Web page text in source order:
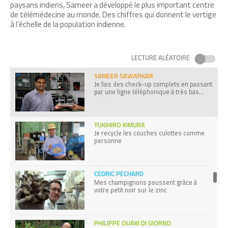
paysans indiens, Sameer a développé le plus important centre
de télémédecine au monde. Des chiffres qui donnent le vertige
à l’échelle de la population indienne.
LECTURE ALÉATOIRE
VERONICA KHOSA
SAMEER SAWARKAR
Je fais des check-up complets en passant
par une ligne téléphonique à très bas
débit.
YUKIHIRO KIMURA
Je recycle les couches culottes comme
personne
CÉDRIC PÉCHARD
Mes champignons poussent grâce à
votre petit noir sur le zinc
PHILIPPE OUAKI DI GIORNO